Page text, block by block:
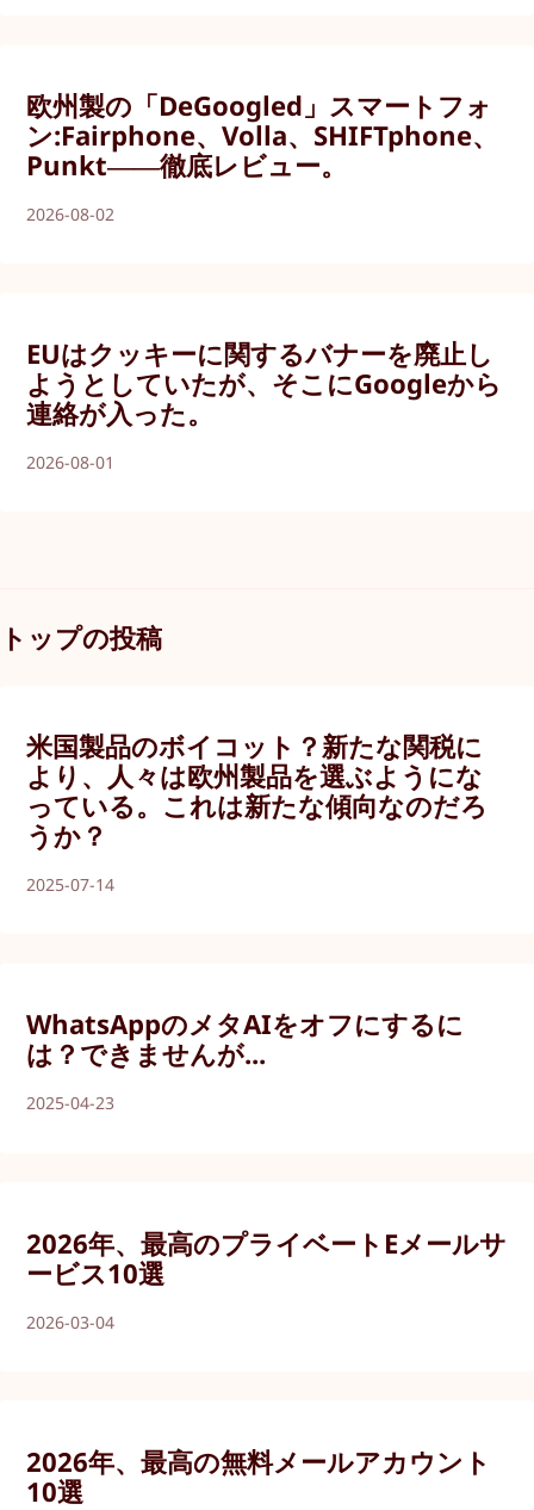
欧州製の「DeGoogled」スマートフォ
ン:Fairphone、Volla、SHIFTphone、
Punkt――徹底レビュー。
2026-08-02
EUはクッキーに関するバナーを廃止し
ようとしていたが、そこにGoogleから
連絡が入った。
2026-08-01
トップの投稿
米国製品のボイコット？新たな関税に
より、人々は欧州製品を選ぶようにな
っている。これは新たな傾向なのだろ
うか？
2025-07-14
WhatsAppのメタAIをオフにするに
は？できませんが...
2025-04-23
2026年、最高のプライベートEメールサ
ービス10選
2026-03-04
2026年、最高の無料メールアカウント
10選